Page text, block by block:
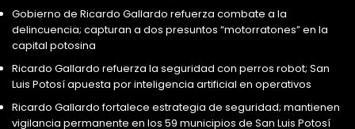
Gobierno de Ricardo Gallardo refuerza combate a la
delincuencia; capturan a dos presuntos “motorratones” en la
capital potosina
Ricardo Gallardo refuerza la seguridad con perros robot; San
Luis Potosí apuesta por inteligencia artificial en operativos
Ricardo Gallardo fortalece estrategia de seguridad; mantienen
vigilancia permanente en los 59 municipios de San Luis Potosí